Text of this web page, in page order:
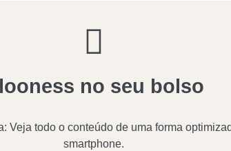
no seu bolso
Veja todo o conteúdo de uma forma
smartphone.